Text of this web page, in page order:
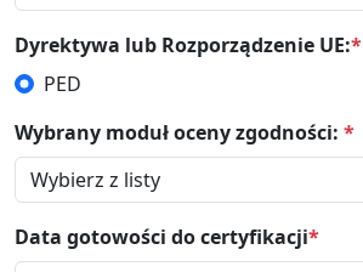
Dyrektywa lub Rozporządzenie UE:*
PED
Wybrany moduł oceny zgodności: *
Data gotowości do certyfikacji*